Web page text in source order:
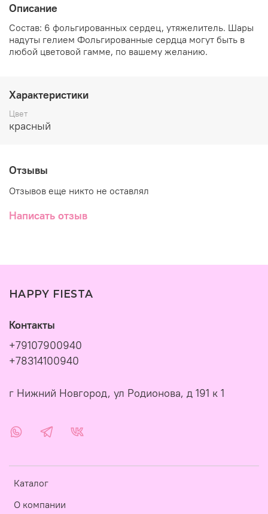
Описание
Состав: 6 фольгированных сердец, утяжелитель. Шары
надуты гелием Фольгированные сердца могут быть в
любой цветовой гамме, по вашему желанию.
Характеристики
Цвет
красный
Отзывы
Отзывов еще никто не оставлял
Написать отзыв
HAPPY FIESTA
Каталог
О компании
Контакты
+79107900940
+78314100940
г Нижний Новгород, ул Родионова, д 191 к 1